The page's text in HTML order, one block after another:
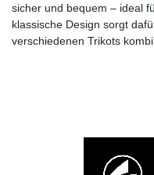
sicher und bequem – ideal
klassische Design sorgt
verschiedenen Trikots